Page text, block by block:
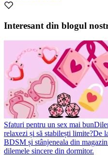
Interesant din blogul
Sfaturi pentru un sex mai bun
relaxezi și să stabilești limite?De
BDSM și stânjeneala din
dilemele sincere din dormitor.